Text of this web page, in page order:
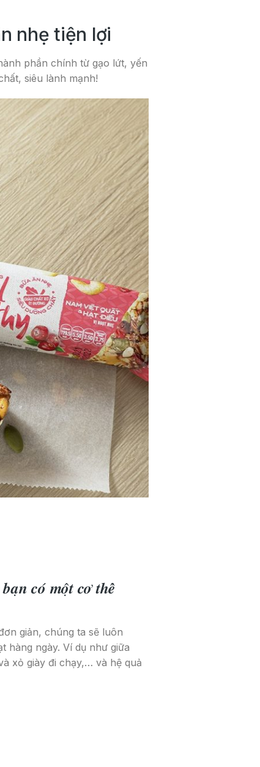
nhẹ tiện lợi
phần chính từ gạo lứt, yến
siêu lành mạnh!
𝒄𝒐́ 𝒎𝒐̣̂𝒕 𝒄𝒐̛ 𝒕𝒉𝒆̂̉
giản, chúng ta sẽ luôn
hàng ngày. Ví dụ như giữa
xỏ giày đi chạy,… và hệ quả